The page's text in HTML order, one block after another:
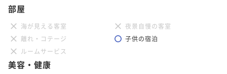
部屋
海が見える客室
夜景自慢の客室
離れ・コテージ
子供の宿泊
ルームサービス
美容・健康